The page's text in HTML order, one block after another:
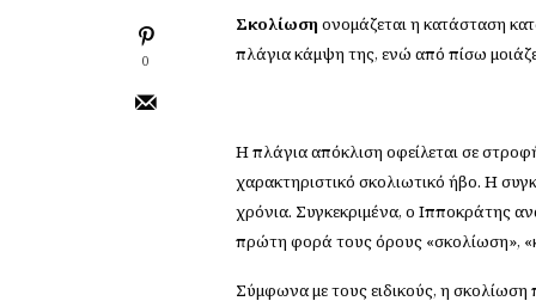
0
Σκολίωση ονομάζεται η κατάσταση
πλάγια κάμψη της, ενώ από πίσω
Η πλάγια απόκλιση οφείλεται σε
χαρακτηριστικό σκολιωτικό ήβο. Η
χρόνια. Συγκεκριμένα, ο Ιπποκράτης
πρώτη φορά τους όρους «σκολίωση»,
Σύμφωνα με τους ειδικούς, η σκολίωση